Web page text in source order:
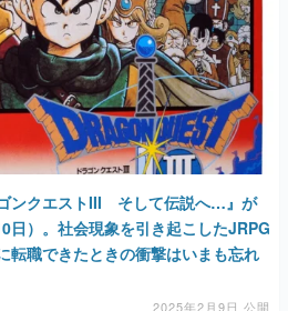
ゴンクエストIII そして伝説へ…』が
日）。社会現象を引き起こしたJRPG
転職できたときの衝撃はいまも忘れ
2025年2月9日 公開